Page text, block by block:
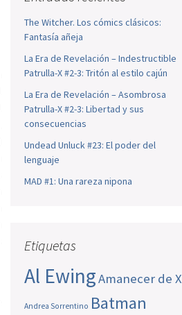
The Witcher. Los cómics clásicos:
Fantasía añeja
La Era de Revelación – Indestructible
Patrulla-X #2-3: Tritón al estilo cajún
La Era de Revelación – Asombrosa
Patrulla-X #2-3: Libertad y sus
consecuencias
Undead Unluck #23: El poder del
lenguaje
MAD #1: Una rareza nipona
Etiquetas
Al EwingAmanecer de X
Andrea Sorrentino Batman